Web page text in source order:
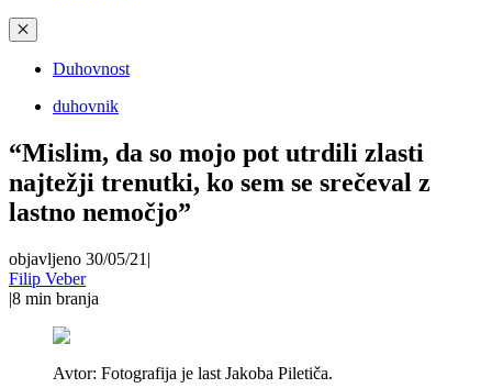
✕
Duhovnost
duhovnik
“Mislim, da so mojo pot utrdili zlasti
najtežji trenutki, ko sem se srečeval z
lastno nemočjo”
objavljeno 30/05/21 |
Filip Veber
|8 min branja
Avtor: Fotografija je last Jakoba Piletiča.